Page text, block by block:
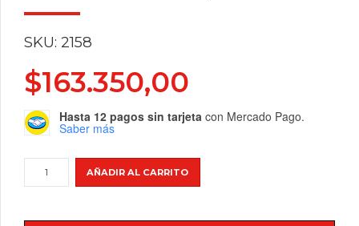
SKU: 2158
$163.350,00
Hasta 12 pagos sin tarjeta con Mercado Pago.
Saber más
Peugeot
(D
AÑADIR AL CARRITO